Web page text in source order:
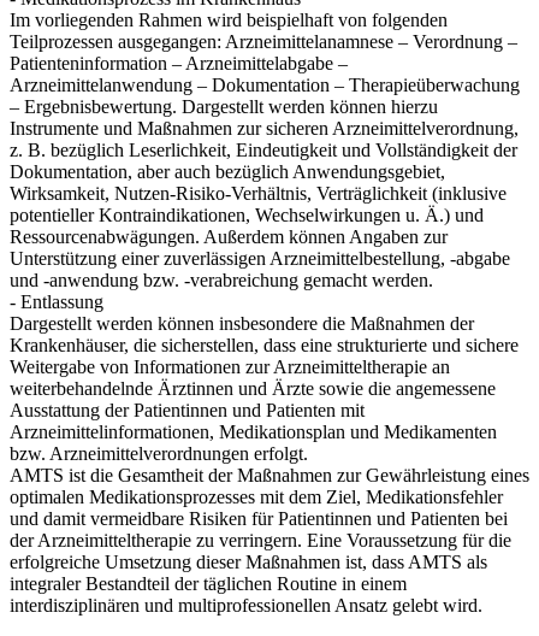
Im vorliegenden Rahmen wird beispielhaft von folgenden
Teilprozessen ausgegangen: Arzneimittelanamnese – Verordnung –
Patienteninformation – Arzneimittelabgabe –
Arzneimittelanwendung – Dokumentation – Therapieüberwachung
– Ergebnisbewertung. Dargestellt werden können hierzu
Instrumente und Maßnahmen zur sicheren Arzneimittelverordnung,
z. B. bezüglich Leserlichkeit, Eindeutigkeit und Vollständigkeit der
Dokumentation, aber auch bezüglich Anwendungsgebiet,
Wirksamkeit, Nutzen-Risiko-Verhältnis, Verträglichkeit (inklusive
potentieller Kontraindikationen, Wechselwirkungen u. Ä.) und
Ressourcenabwägungen. Außerdem können Angaben zur
Unterstützung einer zuverlässigen Arzneimittelbestellung, -abgabe
und -anwendung bzw. -verabreichung gemacht werden.
- Entlassung
Dargestellt werden können insbesondere die Maßnahmen der
Krankenhäuser, die sicherstellen, dass eine strukturierte und sichere
Weitergabe von Informationen zur Arzneimitteltherapie an
weiterbehandelnde Ärztinnen und Ärzte sowie die angemessene
Ausstattung der Patientinnen und Patienten mit
Arzneimittelinformationen, Medikationsplan und Medikamenten
bzw. Arzneimittelverordnungen erfolgt.
AMTS ist die Gesamtheit der Maßnahmen zur Gewährleistung eines
optimalen Medikationsprozesses mit dem Ziel, Medikationsfehler
und damit vermeidbare Risiken für Patientinnen und Patienten bei
der Arzneimitteltherapie zu verringern. Eine Voraussetzung für die
erfolgreiche Umsetzung dieser Maßnahmen ist, dass AMTS als
integraler Bestandteil der täglichen Routine in einem
interdisziplinären und multiprofessionellen Ansatz gelebt wird.